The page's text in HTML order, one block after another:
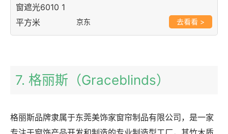
京东 >
7. 格丽斯（Graceblinds）
格丽斯品牌隶属于东莞美饰家窗帘制品有限公司，是一家